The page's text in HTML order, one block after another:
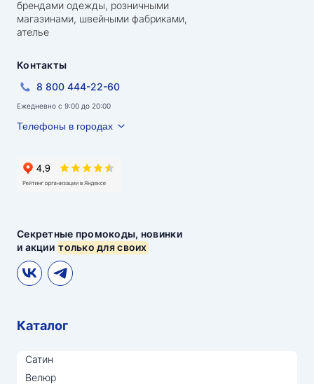
брендами одежды, розничными
магазинами, швейными фабриками,
ателье
Секретные промокоды, новинки
и акциитолько для своих
Контакты
8 800 444-22-60
Ежедневно с 9:00 до 20:00
Телефоны в городах
Каталог
Сатин
Велюр